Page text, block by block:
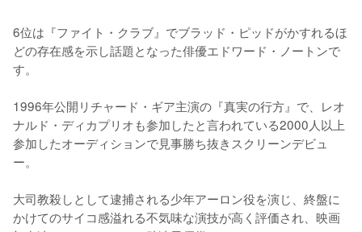
6位は『ファイト・クラブ』でブラッド・ピッドがかすれるほ
どの存在感を示し話題となった俳優エドワード・ノートンで
す。
1996年公開リチャード・ギア主演の『真実の行方』で、レオ
ナルド・ディカプリオも参加したと言われている2000人以上
参加したオーディションで見事勝ち抜きスクリーンデビュ
ー。
大司教殺しとして逮捕される少年アーロン役を演じ、終盤に
かけてのサイコ感溢れる不気味な演技が高く評価され、映画